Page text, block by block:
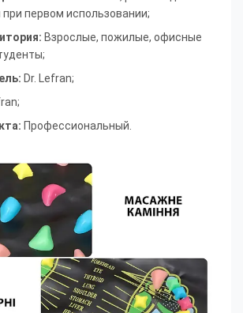
при первом использовании;
: Взрослые, пожилые, офисные
;
: Dr. Lefran;
: Профессиональный.